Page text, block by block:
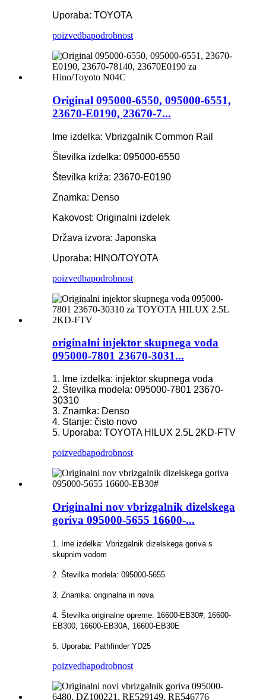
Uporaba: TOYOTA
poizvedbapodrobnost
Original 095000-6550, 095000-6551,
23670-E0190, 23670-7...
Ime izdelka: Vbrizgalnik Common Rail
Številka izdelka: 095000-6550
Številka križa: 23670-E0190
Znamka: Denso
Kakovost: Originalni izdelek
Država izvora: Japonska
Uporaba: HINO/TOYOTA
poizvedbapodrobnost
originalni injektor skupnega voda
095000-7801 23670-3031...
1. Ime izdelka: injektor skupnega voda
2. Številka modela: 095000-7801 23670-
30310
3. Znamka: Denso
4. Stanje: čisto novo
5. Uporaba: TOYOTA HILUX 2.5L 2KD-FTV
poizvedbapodrobnost
Originalni nov vbrizgalnik dizelskega
goriva 095000-5655 16600-...
1. Ime izdelka: Vbrizgalnik dizelskega goriva s
skupnim vodom
2. Številka modela: 095000-5655
3. Znamka: originalna in nova
4. Številka originalne opreme: 16600-EB30#, 16600-
EB300, 16600-EB30A, 16600-EB30E
5. Uporaba: Pathfinder YD25
poizvedbapodrobnost